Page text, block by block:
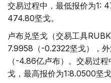
交易过程中，最低报价为1:
474.80坚戈。
卢布兑坚戈（交易工具
7.9958（-0.2322坚戈），
（-4.86亿卢布）。交易过
戈，最高报价为1:8.0500坚戈